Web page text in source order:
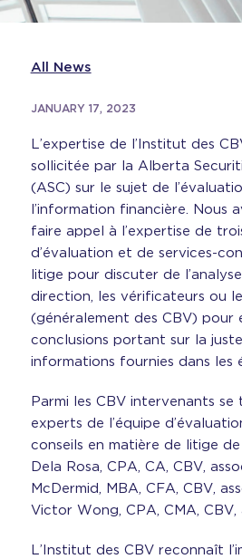
All News
JANUARY 17, 2023
L’expertise de l’Institut des
sollicitée par la Alberta
(ASC) sur le sujet de
l’information financière. Nous
faire appel à l’expertise de
d’évaluation et de services-
litige pour discuter de
direction, les vérificateurs ou
(généralement des CBV) pour
conclusions portant sur la
informations fournies dans les
Parmi les CBV intervenants
experts de l’équipe
conseils en matière de litige
Dela Rosa, CPA, CA, CBV,
McDermid, MBA, CFA, CBV,
Victor Wong, CPA, CMA, CBV,
L’Institut des CBV reconnaît